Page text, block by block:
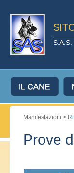
S.A.S.
Manifestazioni >
Prove